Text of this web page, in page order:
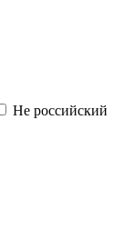
Не российский